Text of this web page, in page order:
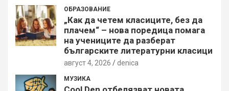
ОБРАЗОВАНИЕ
„Как да четем класиците, без да
плачем“ – нова поредица помага
на учениците да разберат
българските литературни класици
август 4, 2026 denica
МУЗИКА